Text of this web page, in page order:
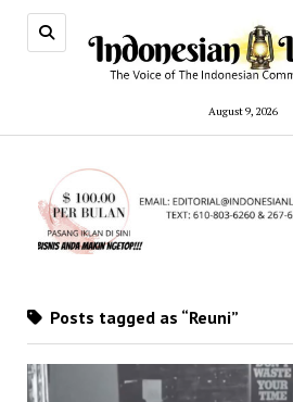
August 9, 2026
Posts tagged as “Reuni”